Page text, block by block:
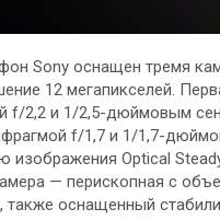
Sony оснащен тремя
12 мегапикселей.
f/2,2 и 1/2,5-дюймовым
f/1,7 и 1/1,7-
изображения Optical
— перископная с
также оснащенный